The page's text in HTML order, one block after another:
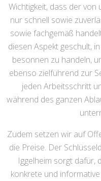
Wichtigkeit, dass der
nur schnell sowie
sowie fachgemäß
diesen Aspekt geschult,
besonnen zu handeln,
ebenso zielführend zur
jeden Arbeitsschritt
während des ganzen
Zudem setzen wir auf
die Preise. Der
Iggelheim sorgt dafür,
konkrete und